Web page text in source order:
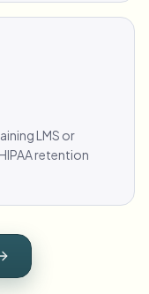
LMS or
retention